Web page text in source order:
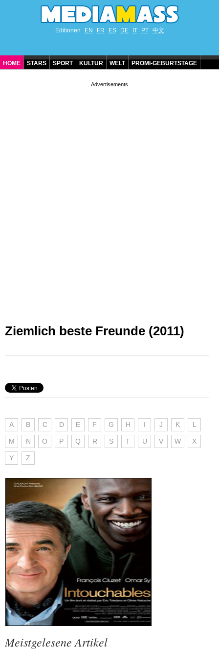
Editionen EN FR ES DE IT PT 中文
HOME STARS SPORT KULTUR WELT PROMI-GEBURTSTAGE
Ziemlich beste Freunde (2011)
A B C D E F G H I J K L
M N O P Q R S T U V W X
Y Z
Meistgelesene Artikel